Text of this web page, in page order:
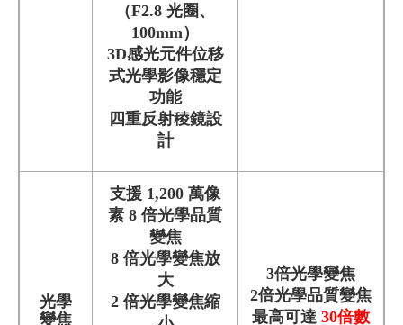
（F2.8 光圈、
100mm）
3D感光元件位移
式光學影像穩定
功能
四重反射稜鏡設
計
光學
變焦
支援 1,200 萬像
素 8 倍光學品質
變焦
8 倍光學變焦放
大
2 倍光學變焦縮
3倍光學變焦
2倍光學品質變焦
最高可達 30倍數